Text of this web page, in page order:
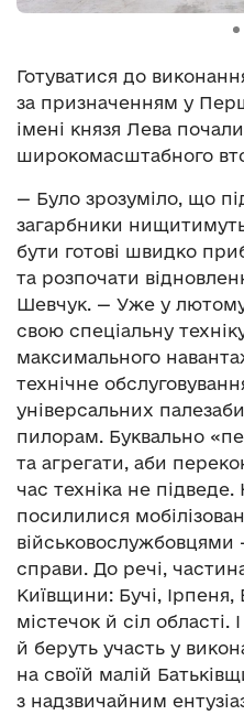
Готуватися до
за призначенням у
імені князя Лева
широкомасштабного
— Було зрозуміло, що
загарбники
бути готові швидко
та розпочати
Шевчук. — Уже у
свою спеціальну
максимального
технічне
універсальних
пилорам. Буквально
та агрегати, аби
час техніка не
посилилися
військовослужбовцями
справи. До речі,
Київщини: Бучі,
містечок й сіл області.
й беруть участь у
на своїй малій
з надзвичайним